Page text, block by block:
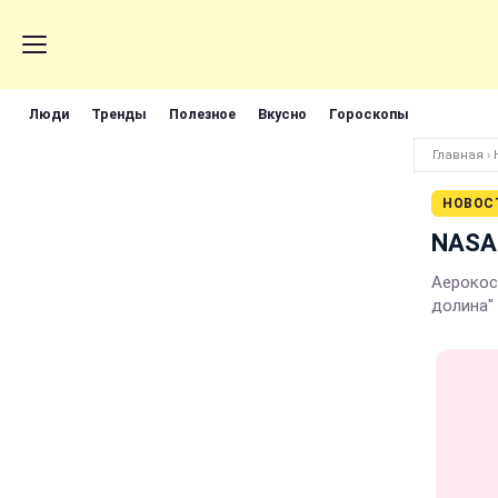
Люди Тренды Полезное Вкусно Гороскопы
Главная ›
долина"